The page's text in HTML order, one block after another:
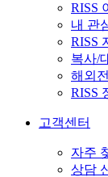
RISS
내 관
RISS
복사/
해외
RISS
고객센터
자주
상담